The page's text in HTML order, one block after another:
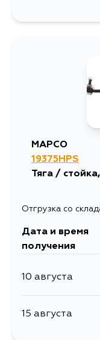
MAPCO
19375HPS
Тяга /
Отгрузка со
Дата и время
получения
10 августа
15 августа